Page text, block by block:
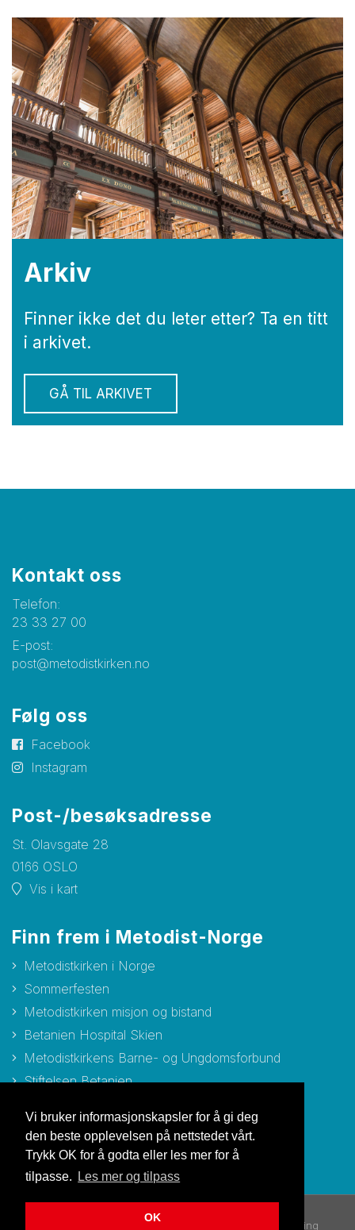
Vi bruker informasjonskapsler for å gi deg
den beste opplevelsen på nettstedet vårt.
Trykk OK for å godta eller les mer for å
tilpasse.
Les mer og tilpass
OK
Arkiv
Finner ikke det du leter etter? Ta en titt
i arkivet.
GÅ TIL ARKIVET
Kontakt oss
Telefon:
23 33 27 00
E-post:
post@metodistkirken.no
Følg oss
Facebook
Instagram
Post-/besøksadresse
St. Olavsgate 28
0166 OSLO
Vis i kart
Finn frem i Metodist-Norge
Metodistkirken i Norge
Sommerfesten
Metodistkirken misjon og bistand
Betanien Hospital Skien
Metodistkirkens Barne- og Ungdomsforbund
Stiftelsen Betanien
© Copyright 2026 Metodistkirken i Norge | Personvernerklæring